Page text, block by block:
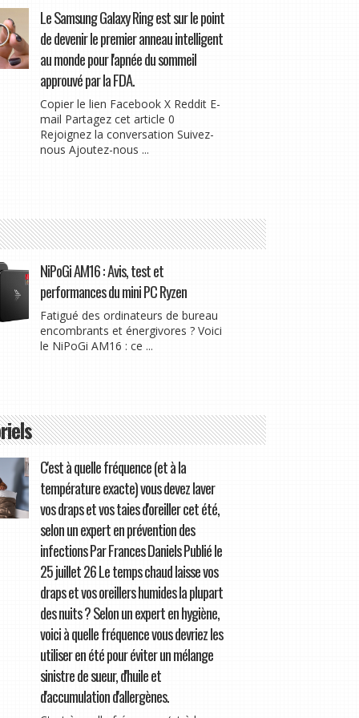
Le Samsung Galaxy Ring est sur le point
de devenir le premier anneau intelligent
au monde pour l'apnée du sommeil
approuvé par la FDA.
Copier le lien Facebook X Reddit E-
mail Partagez cet article 0
Rejoignez la conversation Suivez-
nous Ajoutez-nous ...
NiPoGi AM16 : Avis, test et
performances du mini PC Ryzen
Fatigué des ordinateurs de bureau
encombrants et énergivores ? Voici
le NiPoGi AM16 : ce ...
C'est à quelle fréquence (et à la
température exacte) vous devez laver
vos draps et vos taies d'oreiller cet été,
selon un expert en prévention des
infections Par Frances Daniels Publié le
25 juillet 26 Le temps chaud laisse vos
draps et vos oreillers humides la plupart
des nuits ? Selon un expert en hygiène,
voici à quelle fréquence vous devriez les
utiliser en été pour éviter un mélange
sinistre de sueur, d'huile et
d'accumulation d'allergènes.